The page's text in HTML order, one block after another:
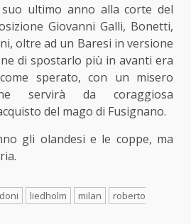
ultimo anno alla corte del
Giovanni Galli, Bonetti,
oltre ad un Baresi in versione
di spostarlo più in avanti era
sperato, con un misero
servirà da coraggiosa
del mago di Fusignano.
gli olandesi e le coppe, ma
liedholm milan
roberto